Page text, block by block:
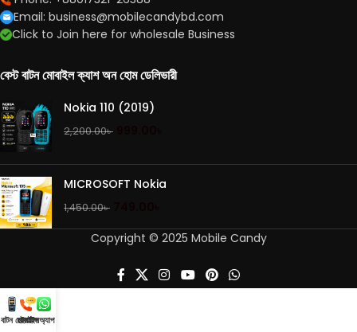
Email: business@mobilecandybd.com
Click to Join here for wholesale Business
বেস্ট বাটন মোবাইল ক্যাশ অন হোম ডেলিভারী
Nokia 110 (2019)
2,200.00৳
MICROSOFT Nokia
1,450.00৳
Copyright © 2025 Mobile Candy
মোবাইল
হটলাইন
হোয়াটসঅ্যাপ করুন